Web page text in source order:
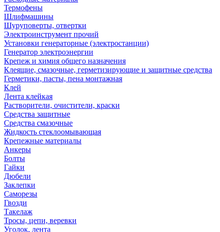
Термофены
Шлифмашины
Шуруповерты, отвертки
Электроинструмент прочий
Установки генераторные (электростанции)
Генератор электроэнергии
Крепеж и химия общего назначения
Клеящие, смазочные, герметизирующие и защитные средства
Герметики, пасты, пена монтажная
Клей
Лента клейкая
Растворители, очистители, краски
Средства защитные
Средства смазочные
Жидкость стеклоомывающая
Крепежные материалы
Анкеры
Болты
Гайки
Дюбели
Заклепки
Саморезы
Гвозди
Такелаж
Тросы, цепи, веревки
Уголок, лента